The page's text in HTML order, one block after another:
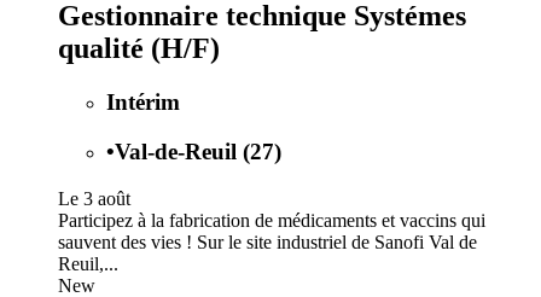
Gestionnaire technique Systémes
qualité (H/F)
Intérim
•Val-de-Reuil (27)
Le 3 août
Participez à la fabrication de médicaments et vaccins qui
sauvent des vies ! Sur le site industriel de Sanofi Val de
Reuil,...
New